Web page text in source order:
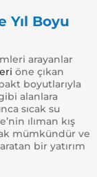
Yıl Boyu
arayanlar
öne çıkan
boyutlarıyla
alanlara
sıcak su
ılıman kış
mümkündür ve
bir yatırım